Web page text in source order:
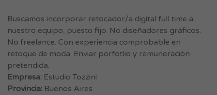
Buscamos incorporar retocador/a digital full time a
nuestro equipo, puesto fijo. No diseñadores gráficos.
No freelance. Con experiencia comprobable en
retoque de moda. Enviar porfotlio y remuneración
pretendida.
Empresa: Estudio Tozzini
Provincia: Buenos Aires